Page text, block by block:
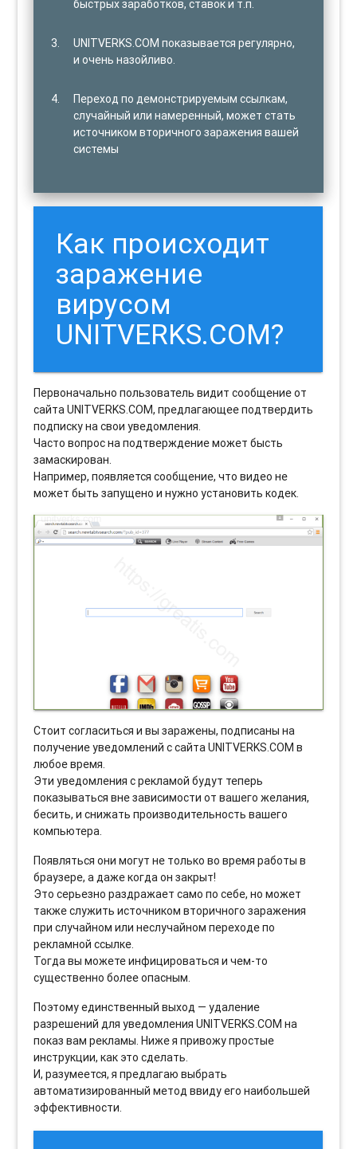
быстрых заработков, ставок и т.п.
UNITVERKS.COM показывается регулярно,
и очень назойливо.
Переход по демонстрируемым ссылкам,
случайный или намеренный, может стать
источником вторичного заражения вашей
системы
Как происходит
заражение
вирусом
UNITVERKS.COM?
Первоначально пользователь видит сообщение от
сайта UNITVERKS.COM, предлагающее подтвердить
подписку на свои уведомления.
Часто вопрос на подтверждение может бысть
замаскирован.
Например, появляется сообщение, что видео не
может быть запущено и нужно установить кодек.
Стоит согласиться и вы заражены, подписаны на
получение уведомлений с сайта UNITVERKS.COM в
любое время.
Эти уведомления с рекламой будут теперь
показываться вне зависимости от вашего желания,
бесить, и снижать производительность вашего
компьютера.
Появляться они могут не только во время работы в
браузере, а даже когда он закрыт!
Это серьезно раздражает само по себе, но может
также служить источником вторичного заражения
при случайном или неслучайном переходе по
рекламной ссылке.
Тогда вы можете инфицироваться и чем-то
существенно более опасным.
Поэтому единственный выход — удаление
разрешений для уведомления UNITVERKS.COM на
показ вам рекламы. Ниже я привожу простые
инструкции, как это сделать.
И, разумеется, я предлагаю выбрать
автоматизированный метод ввиду его наибольшей
эффективности.